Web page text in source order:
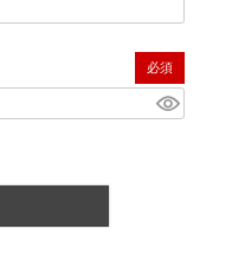
(必須)